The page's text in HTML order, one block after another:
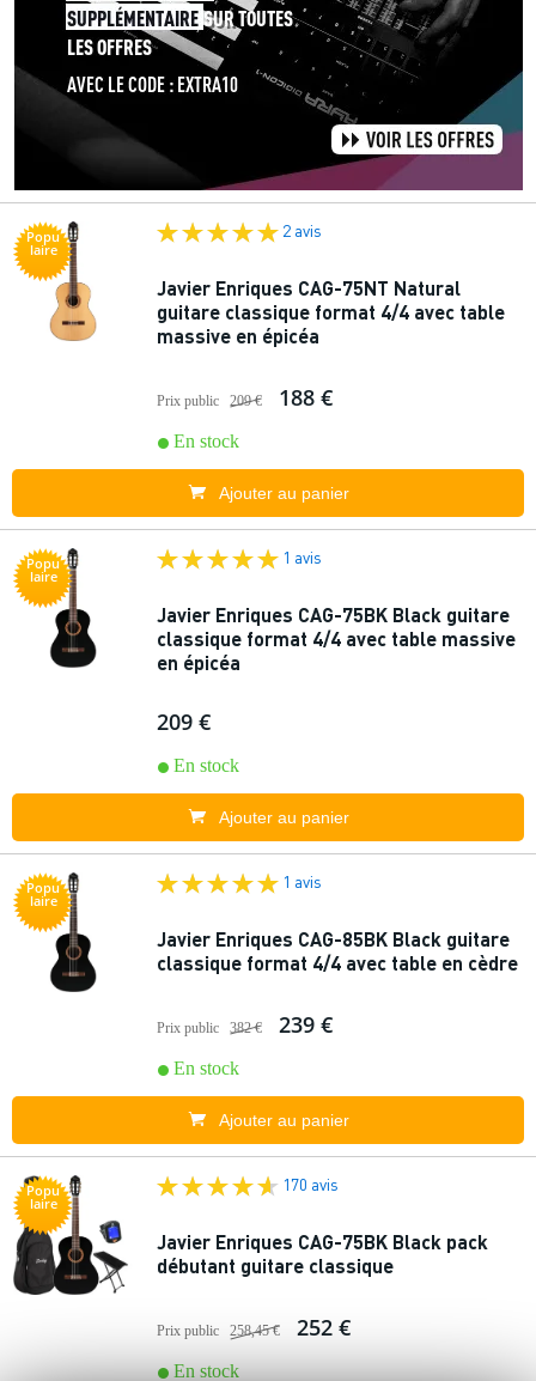
Popu
laire
2 avis
Javier Enriques CAG-75NT Natural
guitare classique format 4/4 avec table
massive en épicéa
Prix public 209 € 188 €
En stock
Ajouter au panier
Popu
laire
1 avis
Javier Enriques CAG-75BK Black guitare
classique format 4/4 avec table massive
en épicéa
209 €
En stock
Ajouter au panier
Popu
laire
1 avis
Javier Enriques CAG-85BK Black guitare
classique format 4/4 avec table en cèdre
Prix public 382 € 239 €
En stock
Ajouter au panier
Popu
laire
170 avis
Javier Enriques CAG-75BK Black pack
débutant guitare classique
Prix public 258,45 € 252 €
En stock